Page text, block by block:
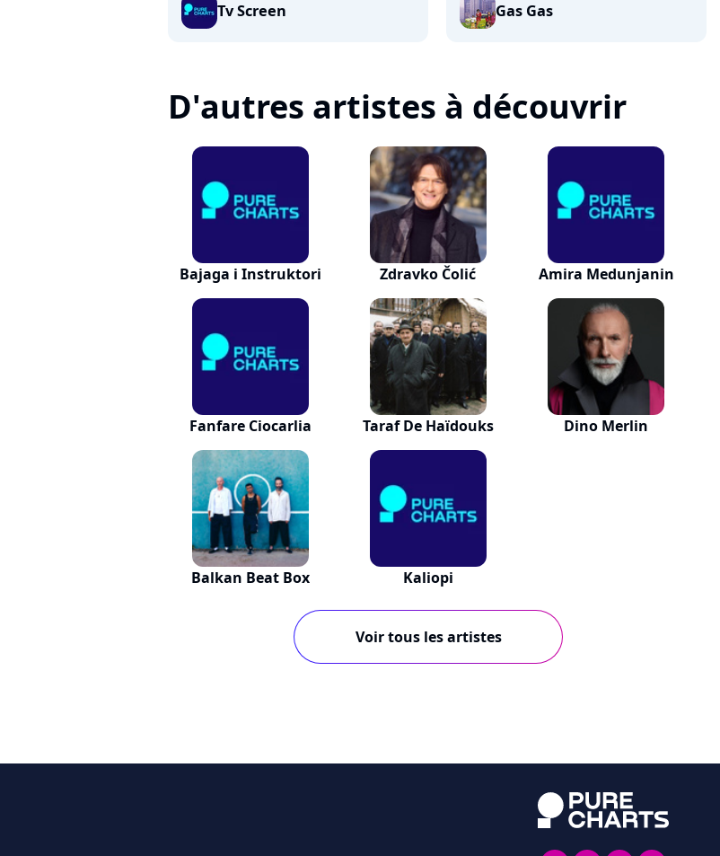
Tv Screen Gas Gas
D'autres artistes à découvrir
Bajaga i Instruktori Zdravko Čolić Amira Medunjanin
Fanfare Ciocarlia Taraf De Haïdouks Dino Merlin
Balkan Beat Box Kaliopi
Voir tous les artistes